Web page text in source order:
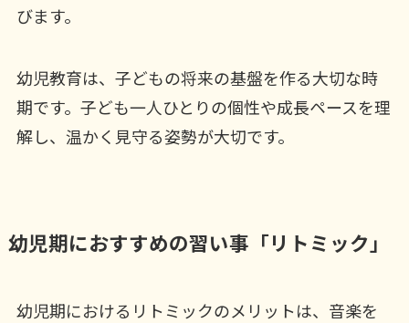
びます。
幼児教育は、子どもの将来の基盤を作る大切な時
期です。子ども一人ひとりの個性や成長ペースを理
解し、温かく見守る姿勢が大切です。
幼児期におすすめの習い事「リトミック」
幼児期におけるリトミックのメリットは、音楽を